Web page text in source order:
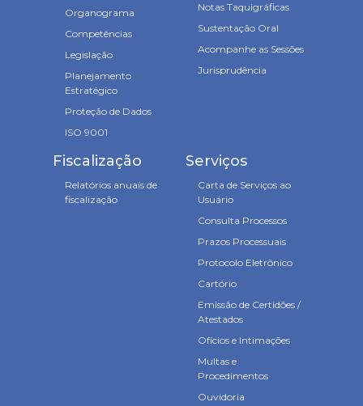
Organograma
Competências
Legislação
Planejamento
Estratégico
Proteção de Dados
ISO 9001
Notas Taquigráficas
Sustentação Oral
Acompanhe as Sessões
Jurisprudência
Fiscalização
Relatórios anuais de
fiscalização
Serviços
Carta de Serviços ao
Usuário
Consulta Processos
Prazos Processuais
Protocolo Eletrônico
Cartório
Emissão de Certidões /
Atestados
Ofícios e Intimações
Multas e
Procedimentos
Ouvidoria